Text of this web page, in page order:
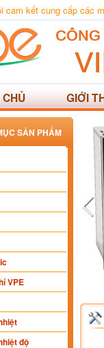
cam kết cung cấp các
GIỚI
SẢN PHẨM
VPE
độ